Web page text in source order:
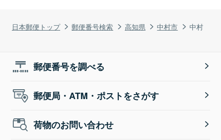
日本郵便トップ 郵便番号検索 高知県 中村市 中村
郵便番号を調べる
郵便局・ATM・ポストをさがす
荷物のお問い合わせ